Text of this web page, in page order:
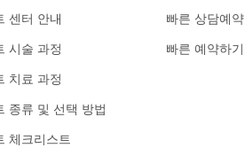
센터 안내
시술 과정
치료 과정
종류 및 선택 방법
체크리스트
빠른 상담예약
빠른 예약하기